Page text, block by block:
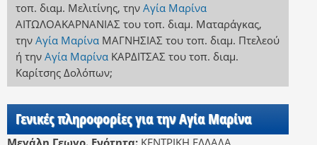
τοπ. διαμ. Μελιτίνης, την Αγία Μαρίνα
ΑΙΤΩΛΟΑΚΑΡΝΑΝΙΑΣ του τοπ. διαμ. Ματαράγκας,
την Αγία Μαρίνα ΜΑΓΝΗΣΙΑΣ του τοπ. διαμ. Πτελεού
ή την Αγία Μαρίνα ΚΑΡΔΙΤΣΑΣ του τοπ. διαμ.
Καρίτσης Δολόπων;
Γενικές πληροφορίες για την Αγία Μαρίνα